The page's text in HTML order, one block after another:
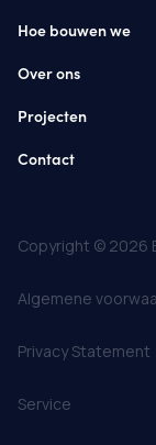
Hoe bouwen we
Over ons
Projecten
Contact
Copyright © 2026
Algemene
Privacy Statement
Service